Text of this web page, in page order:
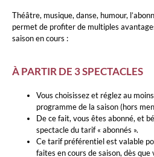
Théâtre, musique, danse, humour,
permet de profiter de multiples
saison en cours :
À PARTIR DE 3 SPECTACLES
Vous choisissez et réglez au
programme de la saison (hors
De ce fait, vous êtes abonné, et
spectacle du tarif « abonnés ».
Ce tarif préférentiel est valable
faites en cours de saison, dès